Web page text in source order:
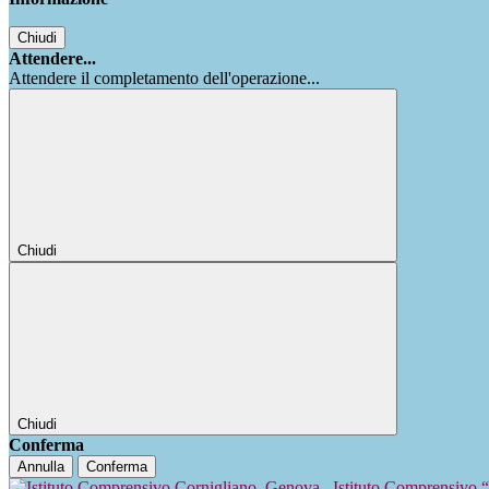
Chiudi
Attendere...
Attendere il completamento dell'operazione...
Chiudi
Chiudi
Conferma
Annulla Conferma